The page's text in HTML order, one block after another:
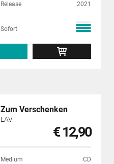
Release
2021
Sofort
Zum Verschenken
LAV
€ 12,90
Medium
CD